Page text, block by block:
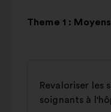
Theme 1 :
Revaloriser les
soignants à